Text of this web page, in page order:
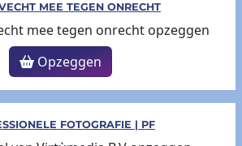
VECHT MEE TEGEN ONRECHT
Opzeggen
FOTOGRAFIE | PF